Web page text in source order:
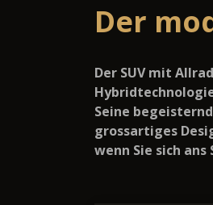
Der
Der SUV mit
Seine
grossartiges
wenn Sie sich